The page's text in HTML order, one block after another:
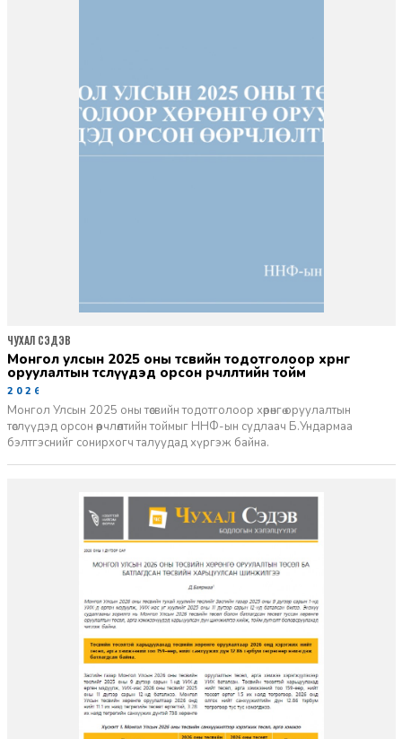
монгол улсын 2025 оны төсвийн тодотголоор хөрөнгө
оруулалтын төслүүдэд орсон өөрчлөлтийн тойм
2026-02-03
Монгол Улсын 2025 оны төсвийн тодотголоор хөрөнгө оруулалтын
төслүүдэд орсон өөрчлөлтийн тоймыг ННФ-ын судлаач Б.Ундармаа
бэлтгэснийг сонирхогч талуудад хүргэж байна.
ЧУХАЛ СЭДЭВ